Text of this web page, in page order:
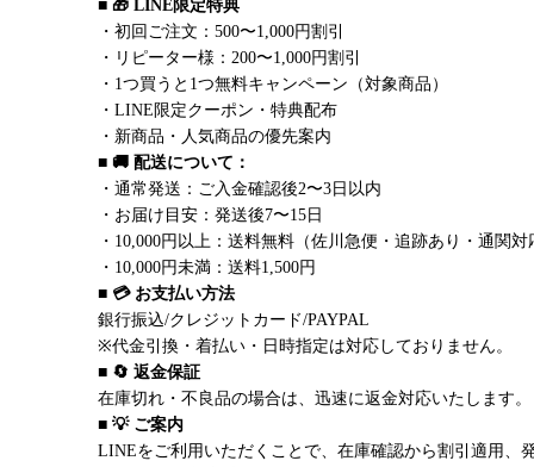
■ 🎁 LINE限定特典
・初回ご注文：500〜1,000円割引
・リピーター様：200〜1,000円割引
・1つ買うと1つ無料キャンペーン（対象商品）
・LINE限定クーポン・特典配布
・新商品・人気商品の優先案内
■ 🚚 配送について：
・通常発送：ご入金確認後2〜3日以内
・お届け目安：発送後7〜15日
・10,000円以上：送料無料（佐川急便・追跡あり・通関対
・10,000円未満：送料1,500円
■ 💳 お支払い方法
銀行振込/クレジットカード/PAYPAL
※代金引換・着払い・日時指定は対応しておりません。
■ 🔄 返金保証
在庫切れ・不良品の場合は、迅速に返金対応いたします。
■ 💡 ご案内
LINEをご利用いただくことで、在庫確認から割引適用、